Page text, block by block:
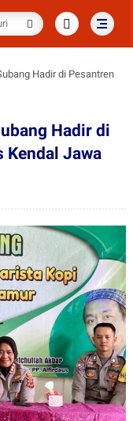
Hadir di Pesantren
Hadir di
Kendal Jawa